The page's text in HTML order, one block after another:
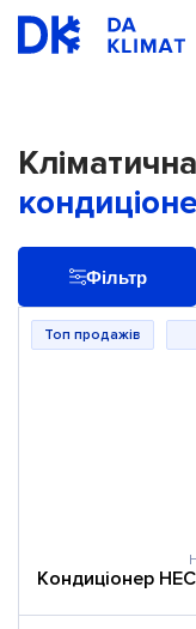
Фільтр
Топ продажів
Кондиціонер